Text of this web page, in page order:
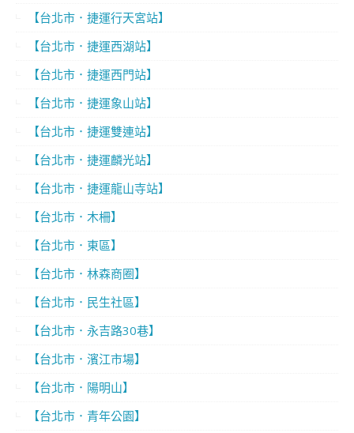
【台北市．捷運行天宮站】
【台北市．捷運西湖站】
【台北市．捷運西門站】
【台北市．捷運象山站】
【台北市．捷運雙連站】
【台北市．捷運麟光站】
【台北市．捷運龍山寺站】
【台北市．木柵】
【台北市．東區】
【台北市．林森商圈】
【台北市．民生社區】
【台北市．永吉路30巷】
【台北市．濱江市場】
【台北市．陽明山】
【台北市．青年公園】